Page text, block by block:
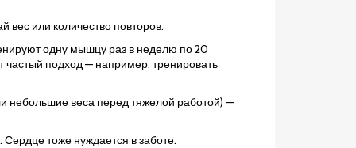
вес или количество повторов.
одну мышцу раз в неделю по 20
подход — например, тренировать
небольшие веса перед тяжелой работой) —
тоже нуждается в заботе.